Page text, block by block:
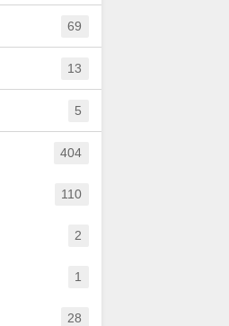
69
13
5
404
110
2
1
28